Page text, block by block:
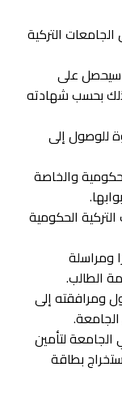
الجامعات التركية
سيحصل على
بحسب شهادته
للوصول إلى
والخاصة
الحكومية
ومراسلة
الطالب.
ومرافقته إلى
الجامعة لتأمين
بطاقة